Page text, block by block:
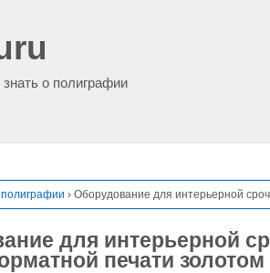
о полиграфии
› Оборудование для интерьерной
для интерьерной
печати золотом